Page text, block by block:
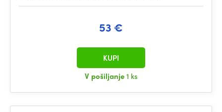
53 €
V pošiljanje1 ks
KUPI